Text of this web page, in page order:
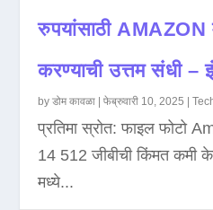
रुपयांसाठी AMAZON
करण्याची उत्तम संधी –
byडोम कावळा |फेब्रुवारी 10, 2025 |
प्रतिमा स्रोत: फाइल फोटो
14 512 जीबीची किंमत
मध्ये...